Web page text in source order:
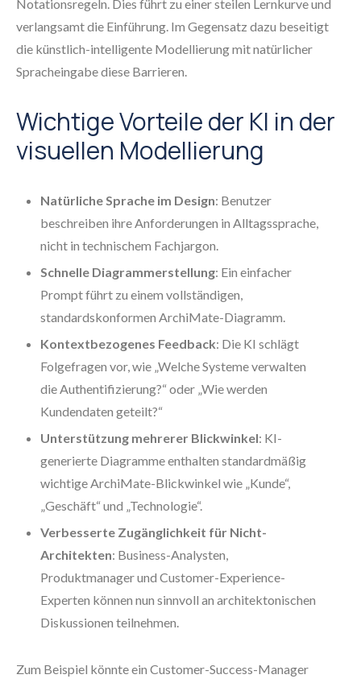
Notationsregeln. Dies führt zu einer steilen Lernkurve und
verlangsamt die Einführung. Im Gegensatz dazu beseitigt
die künstlich-intelligente Modellierung mit natürlicher
Spracheingabe diese Barrieren.
Wichtige Vorteile der KI in der
visuellen Modellierung
Natürliche Sprache im Design: Benutzer
beschreiben ihre Anforderungen in Alltagssprache,
nicht in technischem Fachjargon.
Schnelle Diagrammerstellung: Ein einfacher
Prompt führt zu einem vollständigen,
standardskonformen ArchiMate-Diagramm.
Kontextbezogenes Feedback: Die KI schlägt
Folgefragen vor, wie „Welche Systeme verwalten
die Authentifizierung?“ oder „Wie werden
Kundendaten geteilt?“
Unterstützung mehrerer Blickwinkel: KI-
generierte Diagramme enthalten standardmäßig
wichtige ArchiMate-Blickwinkel wie „Kunde“,
„Geschäft“ und „Technologie“.
Verbesserte Zugänglichkeit für Nicht-
Architekten: Business-Analysten,
Produktmanager und Customer-Experience-
Experten können nun sinnvoll an architektonischen
Diskussionen teilnehmen.
Zum Beispiel könnte ein Customer-Success-Manager